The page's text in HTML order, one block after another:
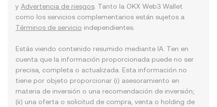
y Advertencia de riesgos . Tanto la OKX Web3 Wallet
como los servicios complementarios están sujetos a
Términos de servicio independientes.
Estás viendo contenido resumido mediante IA. Ten en
cuenta que la información proporcionada puede no ser
precisa, completa o actualizada. Esta información no
tiene por objeto proporcionar (i) asesoramiento en
materia de inversión o una recomendación de inversión;
(ii) una oferta o solicitud de compra, venta o holding de